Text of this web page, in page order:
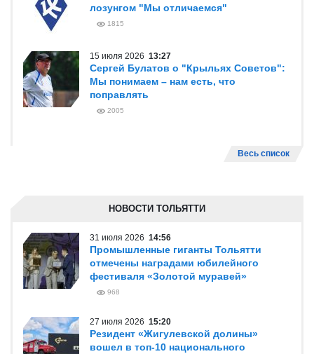
лозунгом "Мы отличаемся"
1815
15 июля 2026 13:27
Сергей Булатов о "Крыльях Советов":
Мы понимаем – нам есть, что
поправлять
2005
Весь список
НОВОСТИ ТОЛЬЯТТИ
31 июля 2026 14:56
Промышленные гиганты Тольятти
отмечены наградами юбилейного
фестиваля «Золотой муравей»
968
27 июля 2026 15:20
Резидент «Жигулевской долины»
вошел в топ-10 национального